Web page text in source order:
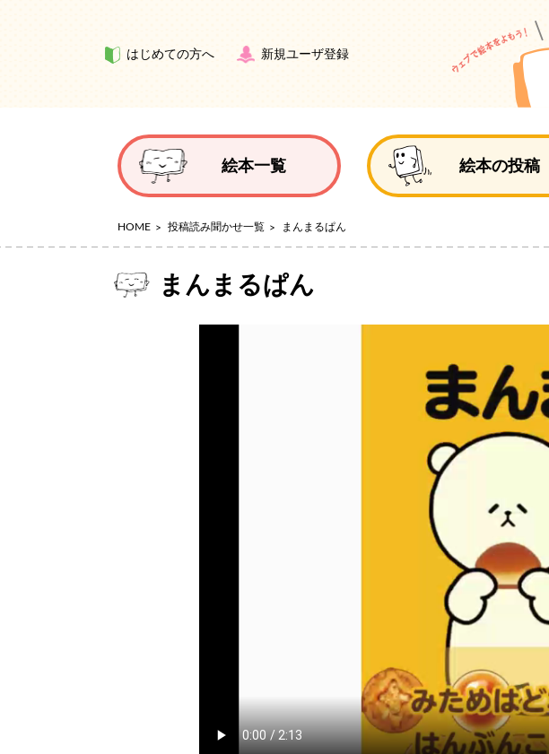
はじめての方へ 新規ユーザ登録
絵本一覧 絵本の投稿
HOME 投稿読み聞かせ一覧 まんまるぱん
まんまるぱん